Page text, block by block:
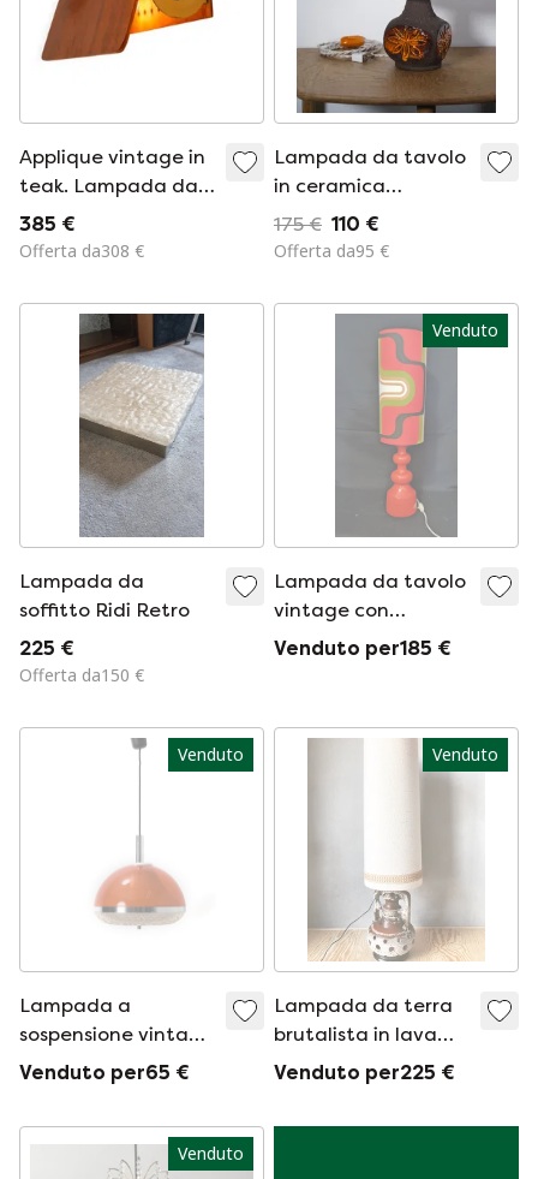
Applique vintage in
teak. Lampada da
parete classica
scandinava di metà
385 €
Offerta da308 €
Lampada da tavolo
in ceramica
Løvemose
175 € 110 €
Offerta da95 €
Lampada da
soffitto Ridi Retro
225 €
Offerta da150 €
Venduto
Lampada da tavolo
vintage con
paralume
Venduto per185 €
Venduto
Lampada a
sospensione vintage
in plastica
Venduto per65 €
Venduto
Lampada da terra
brutalista in lava
grassa
Venduto per225 €
Venduto